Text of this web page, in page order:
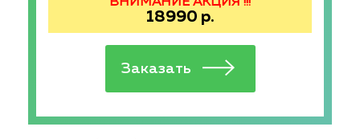
ВНИМАНИЕ АКЦИЯ !!!
18990 р.